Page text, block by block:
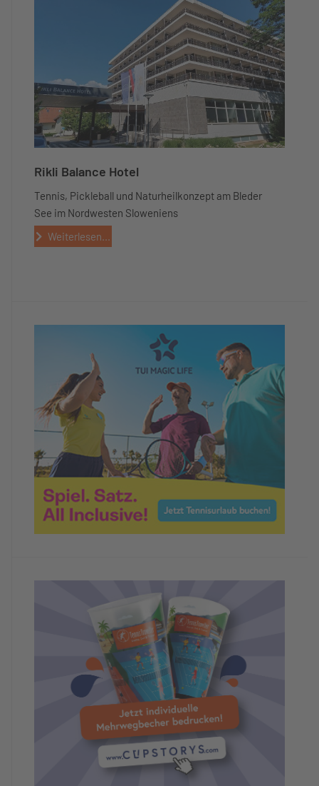
Rikli Balance Hotel
Tennis, Pickleball und Naturheilkonzept am Bleder
See im Nordwesten Sloweniens
Weiterlesen...